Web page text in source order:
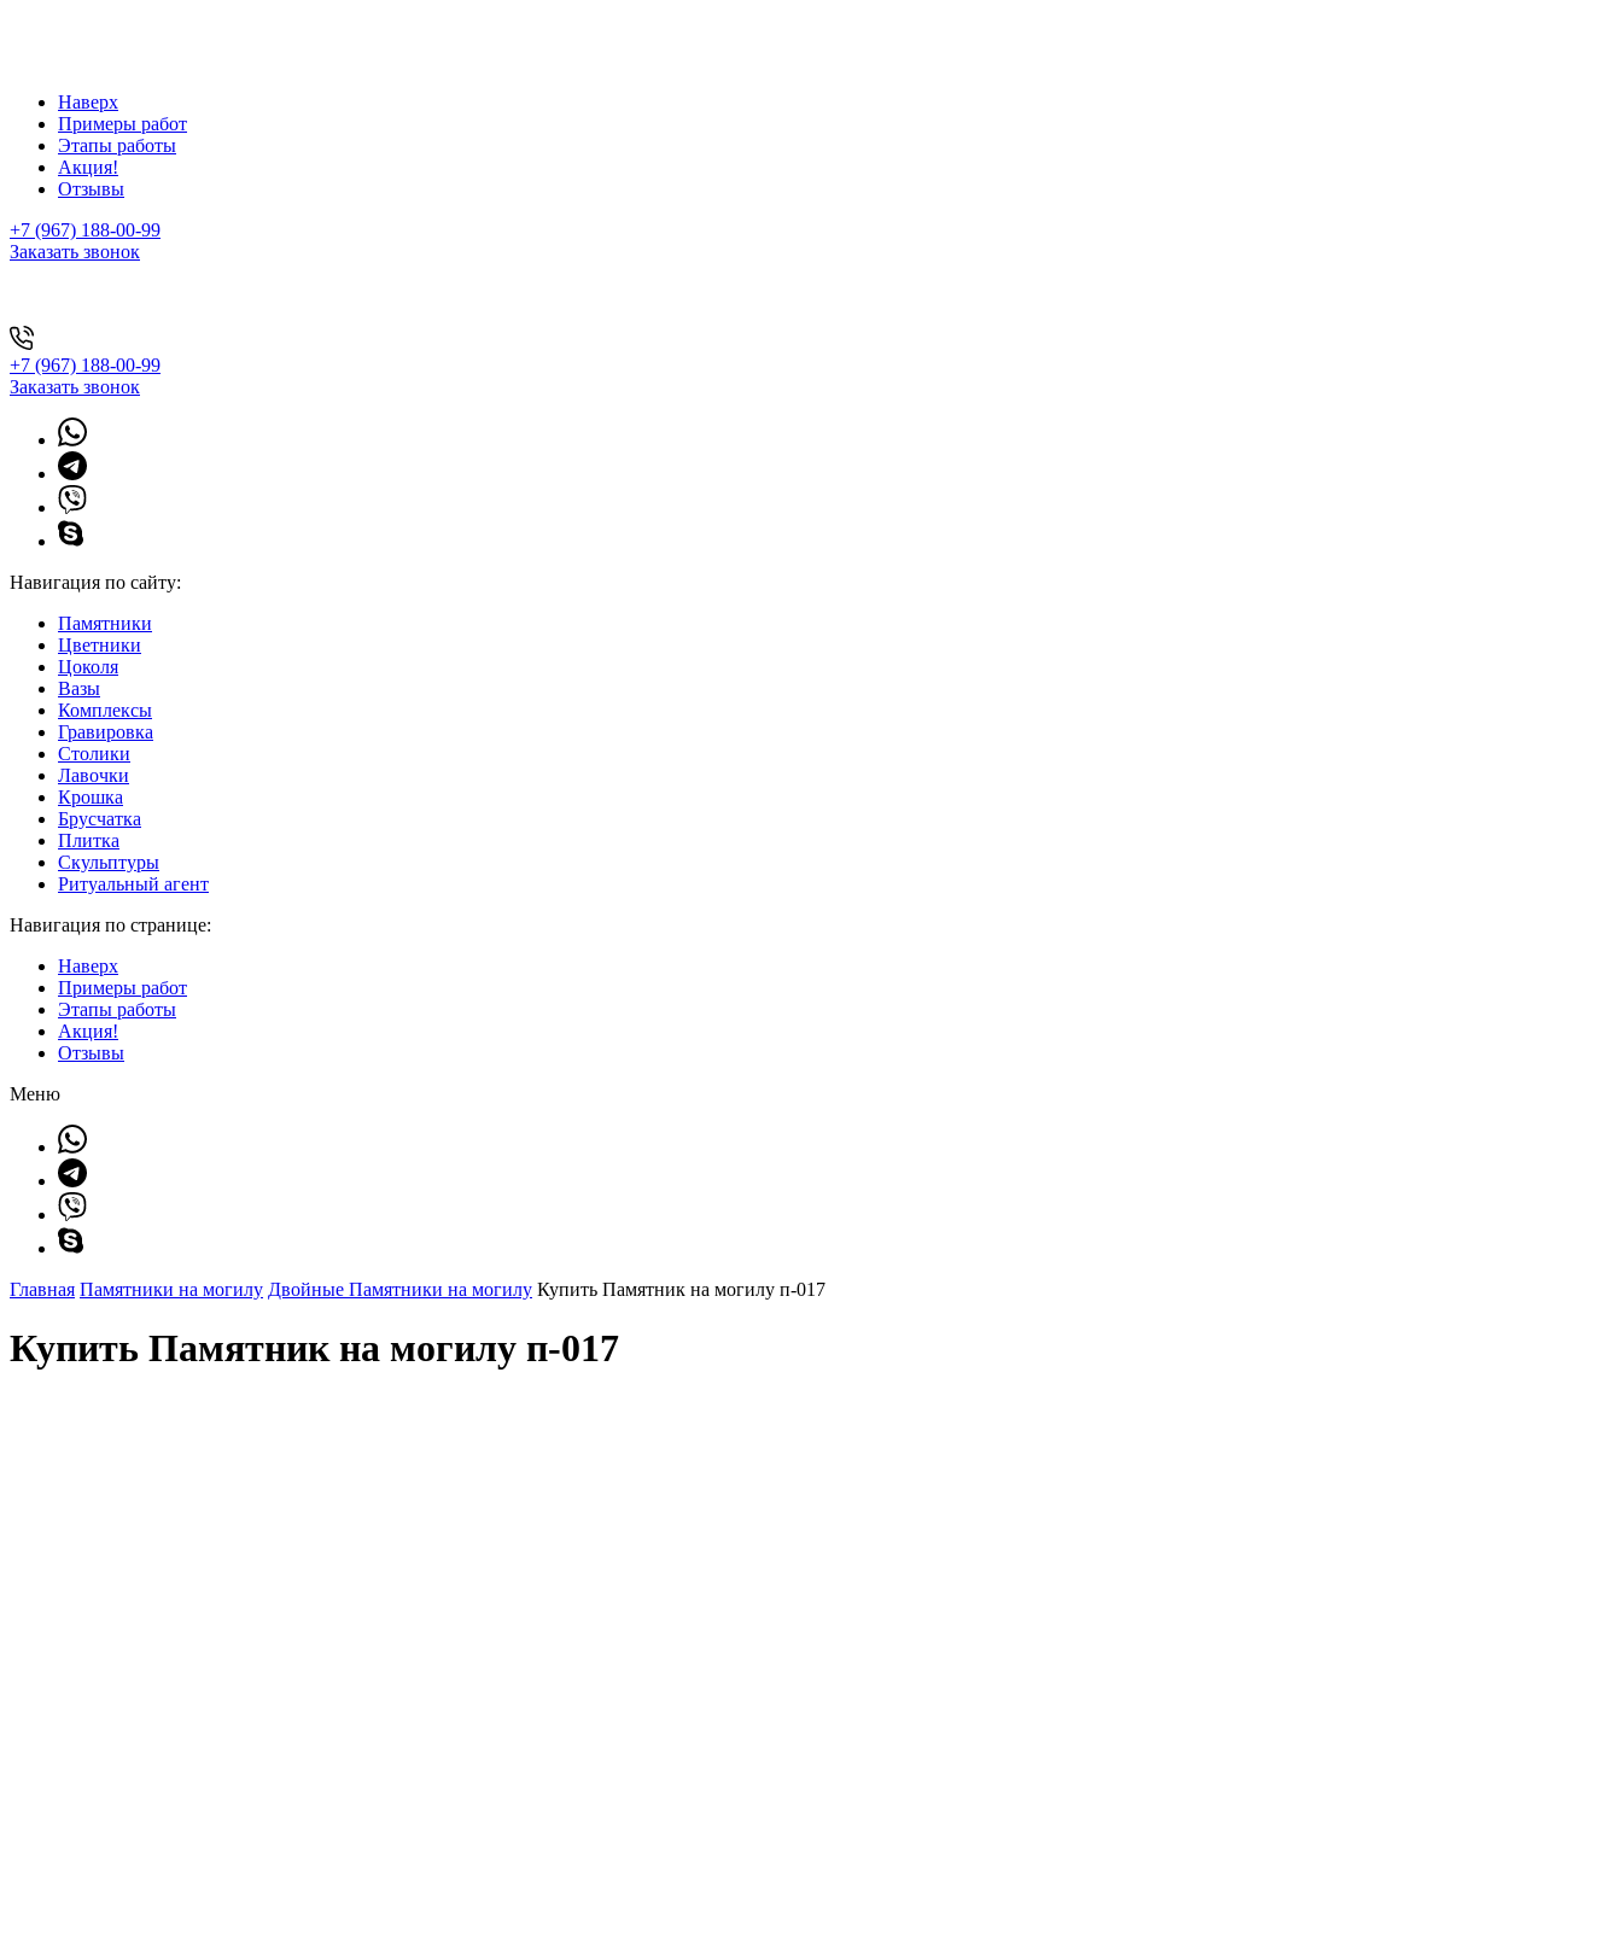
Наверх
Примеры работ
Этапы работы
Акция!
Отзывы
+7 (967) 188-00-99
Заказать звонок
+7 (967) 188-00-99
Заказать звонок
Навигация по сайту:
Памятники
Цветники
Цоколя
Вазы
Комплексы
Гравировка
Столики
Лавочки
Крошка
Брусчатка
Плитка
Скульптуры
Ритуальный агент
Навигация по странице:
Наверх
Примеры работ
Этапы работы
Акция!
Отзывы
Меню
Главная Памятники на могилу Двойные Памятники на могилу Купить Памятник на могилу п-017
Купить Памятник на могилу п-017